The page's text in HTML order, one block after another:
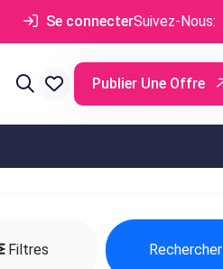
Se connecterSuivez-Nous:
Publier Une Offre
Filtres Rechercher